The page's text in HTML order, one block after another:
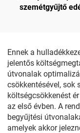
szemétgyűjtő
Ennek a
jelentős
útvonalak
csökkentésével, sok
költségcsökkenést
az első évben. A
begyűjtési
amelyek akkor